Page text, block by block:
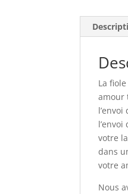
La
amour
votre
dans
votre
Nous